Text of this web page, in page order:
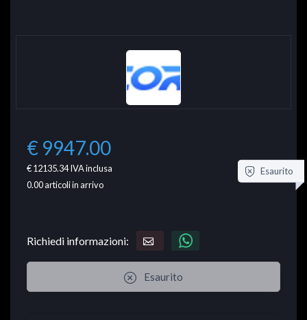
€ 9947.00
€ 12135.34IVA inclusa
0.00articoli in arrivo
Esaurito
Richiedi informazioni:
Esaurito